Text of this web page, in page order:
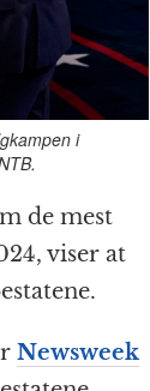
i
de mest
viser at
Newsweek